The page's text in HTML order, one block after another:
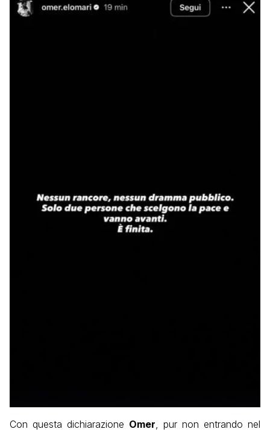
Con questa dichiarazione Omer, pur non entrando nel